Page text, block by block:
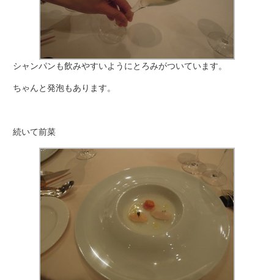
シャンパンも飲みやすいようにとろみがついています。
ちゃんと発泡もあります。
続いて前菜